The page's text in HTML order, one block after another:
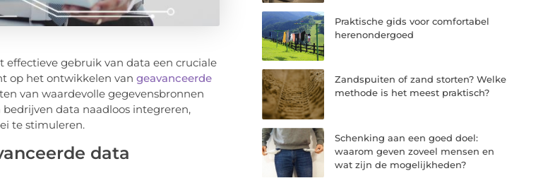
gebruik van data een cruciale
op het ontwikkelen van geavanceerde
van waardevolle gegevensbronnen
data naadloos integreren,
te stimuleren.
data
Praktische gids voor comfortabel
herenondergoed
Zandspuiten of zand storten? Welke
methode is het meest praktisch?
Schenking aan een goed doel:
waarom geven zoveel mensen en
wat zijn de mogelijkheden?